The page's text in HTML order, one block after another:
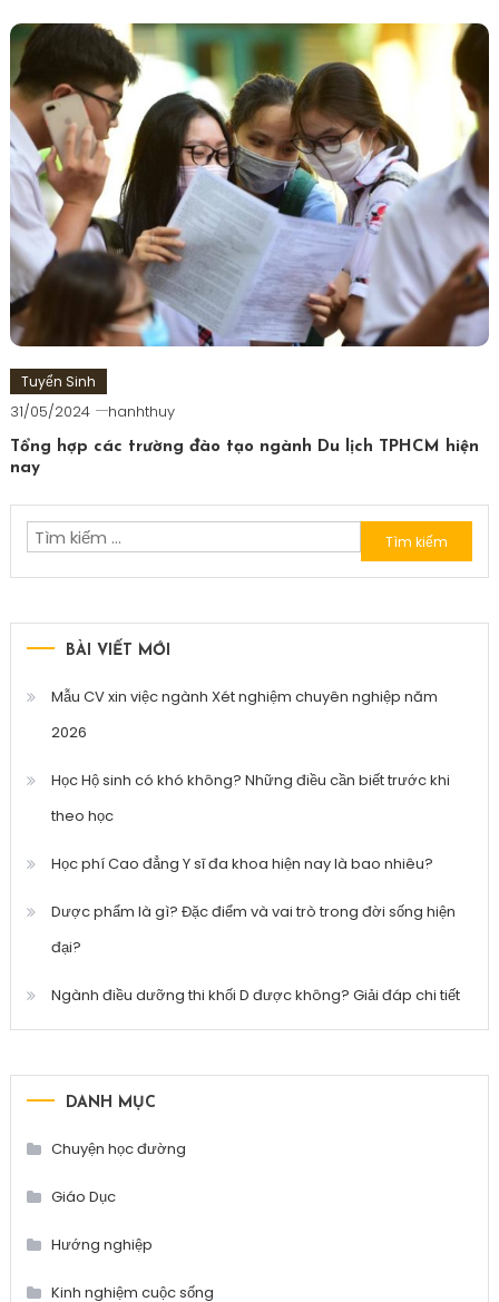
Tuyển Sinh
31/05/2024 hanhthuy
Tổng hợp các trường đào tạo ngành Du lịch TPHCM hiện
nay
Tìm
kiếm
BÀI VIẾT MỚI
Mẫu CV xin việc ngành Xét nghiệm chuyên nghiệp năm
2026
Học Hộ sinh có khó không? Những điều cần biết trước khi
theo học
Học phí Cao đẳng Y sĩ đa khoa hiện nay là bao nhiêu?
Dược phẩm là gì? Đặc điểm và vai trò trong đời sống hiện
đại?
Ngành điều dưỡng thi khối D được không? Giải đáp chi tiết
DANH MỤC
Chuyện học đường
Giáo Dục
Hướng nghiệp
Kinh nghiệm cuộc sống